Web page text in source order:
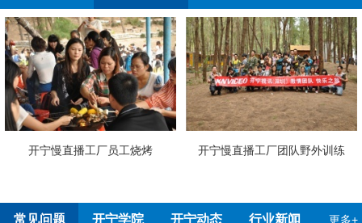
慢直播工厂员工烧烤
开宁慢直播工厂团队野外训练
常见问题 开宁学院 开宁动态 行业新闻 更多+